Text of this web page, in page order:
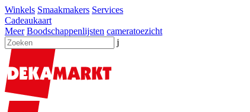
Winkels Smaakmakers Services
Cadeaukaart
Meer Boodschappenlijsten cameratoezicht
j